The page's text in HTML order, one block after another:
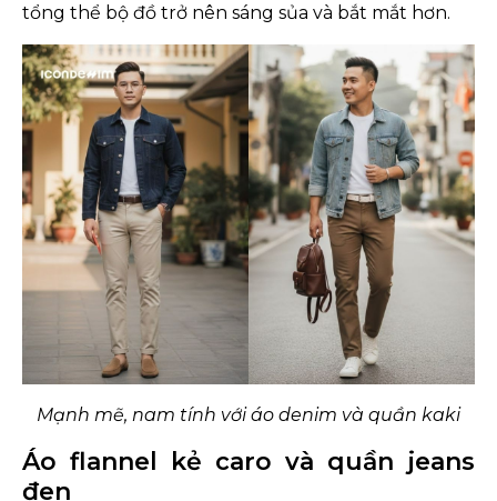
tổng thể bộ đồ trở nên sáng sủa và bắt mắt hơn.
Mạnh mẽ, nam tính với áo denim và quần kaki
Áo flannel kẻ caro và quần jeans
đen